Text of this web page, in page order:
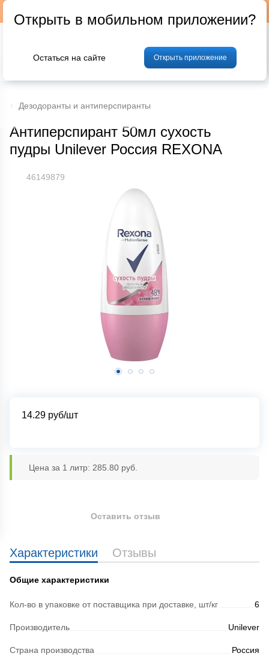
Фрукты и овощи Мясо Птица
Дезодоранты и антиперспиранты
Антиперспирант 50мл сухость
пудры Unilever Россия REXONA
46149879
14.29 руб/шт
Цена за 1 литр: 285.80 руб.
Характеристики Отзывы
Общие характеристики
Кол-во в упаковке от поставщика при доставке, шт/кг 6
Производитель Unilever
Страна производства Россия
Оставить отзыв
Открыть в мобильном приложении?
Остаться на сайте Открыть приложение